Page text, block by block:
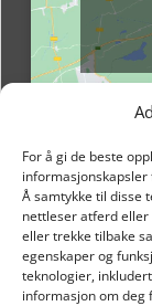
For å gi de beste
Å samtykke til disse
nettleser atferd eller
eller trekke tilbake
egenskaper og
teknologier,
informasjon om